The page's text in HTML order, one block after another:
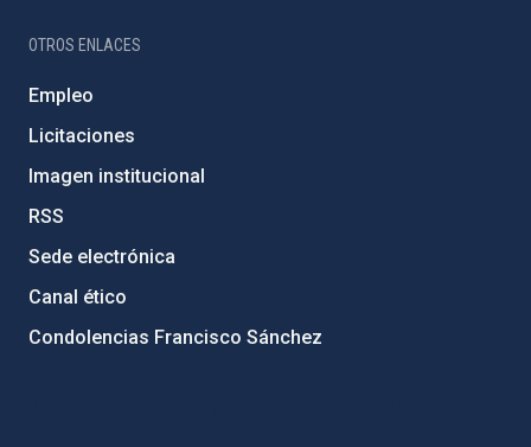
OTROS ENLACES
Empleo
Licitaciones
Imagen institucional
RSS
Sede electrónica
Canal ético
Condolencias Francisco Sánchez